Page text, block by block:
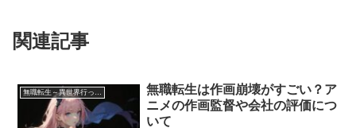
関連記事
無職転生～異世界行ったら本気だす～
無職転生は作画崩壊がすごい？ア
ニメの作画監督や会社の評価につ
いて